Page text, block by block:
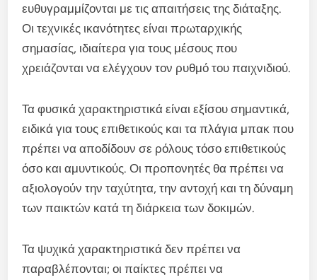
ευθυγραμμίζονται με τις απαιτήσεις της διάταξης.
Οι τεχνικές ικανότητες είναι πρωταρχικής
σημασίας, ιδιαίτερα για τους μέσους που
χρειάζονται να ελέγχουν τον ρυθμό του παιχνιδιού.
Τα φυσικά χαρακτηριστικά είναι εξίσου σημαντικά,
ειδικά για τους επιθετικούς και τα πλάγια μπακ που
πρέπει να αποδίδουν σε ρόλους τόσο επιθετικούς
όσο και αμυντικούς. Οι προπονητές θα πρέπει να
αξιολογούν την ταχύτητα, την αντοχή και τη δύναμη
των παικτών κατά τη διάρκεια των δοκιμών.
Τα ψυχικά χαρακτηριστικά δεν πρέπει να
παραβλέπονται; οι παίκτες πρέπει να